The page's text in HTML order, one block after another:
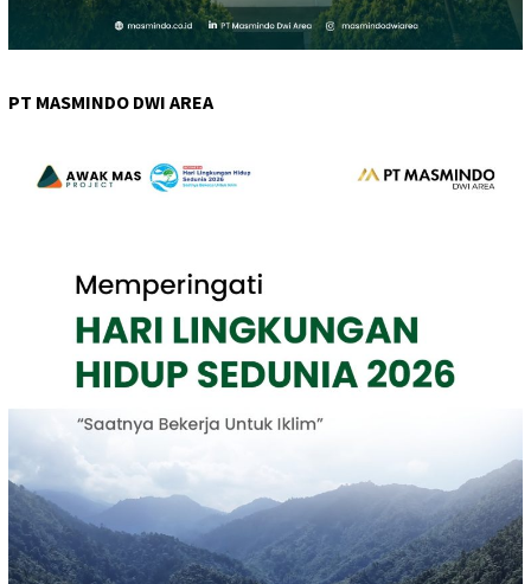
PT MASMINDO DWI AREA